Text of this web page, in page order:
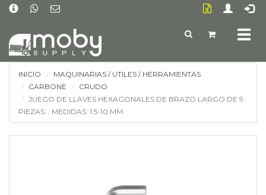
INICIO
MAQUINARIAS / UTILES / HERRAMIENTAS
CARBONE
CRUDO
JUEGO DE LLAVES HEXAGONALES DE BRAZO LARGO DE 9
PIEZAS. . MEDIDAS: 1.5-10 MM.